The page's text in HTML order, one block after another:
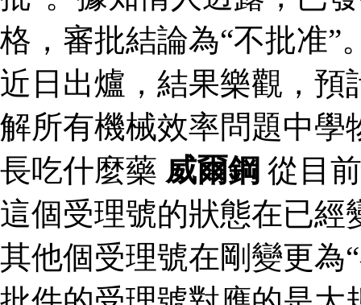
格，審批結論為“不批准”
近日出爐，結果樂觀，
解所有機械效率問題中
長吃什麼藥 威爾鋼 從目
這個受理號的狀態在已經
其他個受理號在剛變更為